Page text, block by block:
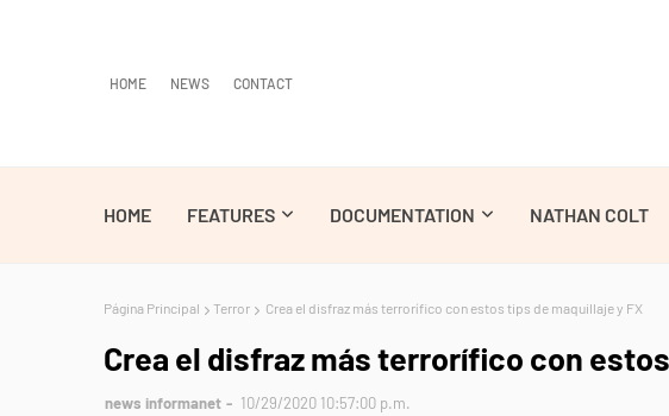
HOME NEWS CONTACT
HOME FEATURES DOCUMENTATION NATHAN COLT
Página Principal Terror Crea el disfraz más terrorífico con estos tips de maquillaje y FX
Crea el disfraz más terrorífico con
news informanet 10/29/2020 10:57:00 p.m.